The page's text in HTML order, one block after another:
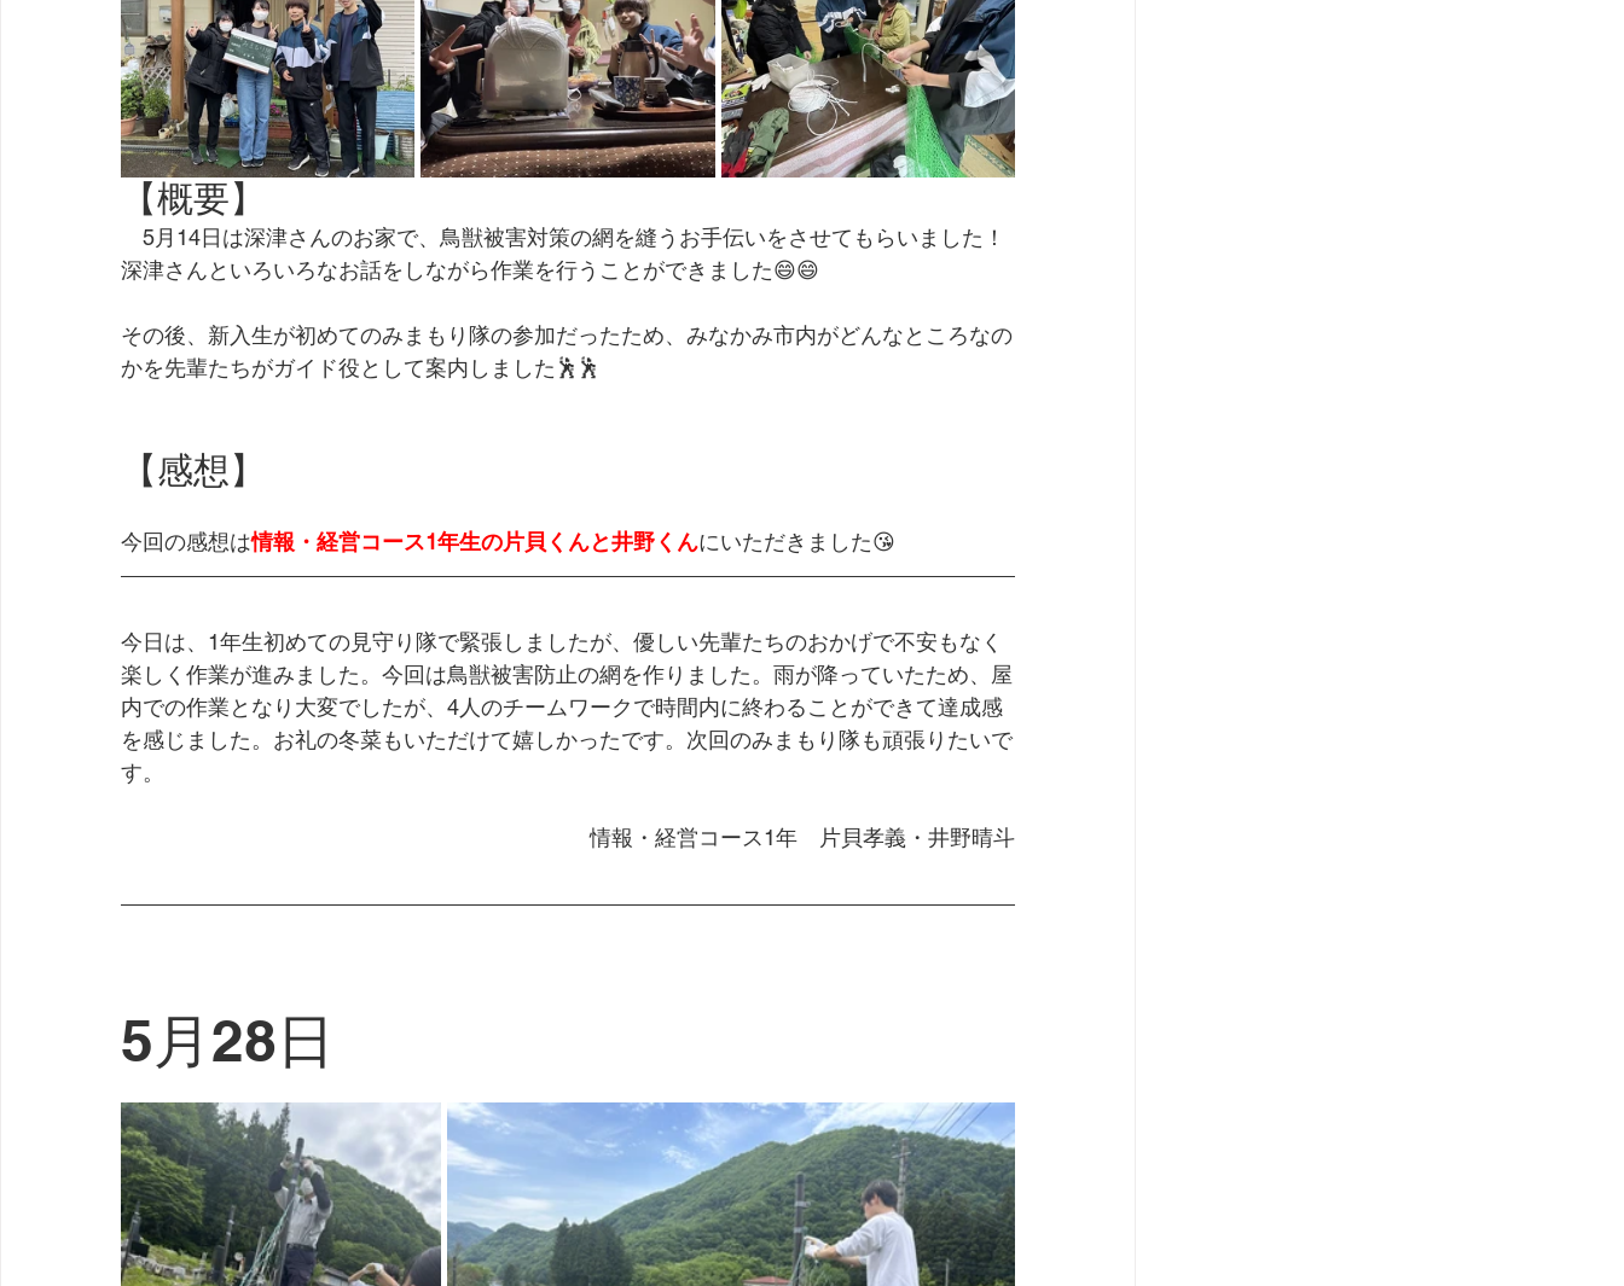
【概要】
5月14日は深津さんのお家で、鳥獣被害対策の網を縫うお手伝いをさせてもらいました！
深津さんといろいろなお話をしながら作業を行うことができました😄😄
その後、新入生が初めてのみまもり隊の参加だったため、みなかみ市内がどんなところなの
かを先輩たちがガイド役として案内しました🕺🕺
【感想】
今回の感想は情報・経営コース1年生の片貝くんと井野くんにいただきました😘
今日は、1年生初めての見守り隊で緊張しましたが、優しい先輩たちのおかげで不安もなく
楽しく作業が進みました。今回は鳥獣被害防止の網を作りました。雨が降っていたため、屋
内での作業となり大変でしたが、4人のチームワークで時間内に終わることができて達成感
を感じました。お礼の冬菜もいただけて嬉しかったです。次回のみまもり隊も頑張りたいで
す。
情報・経営コース1年　片貝孝義・井野晴斗
5月28日